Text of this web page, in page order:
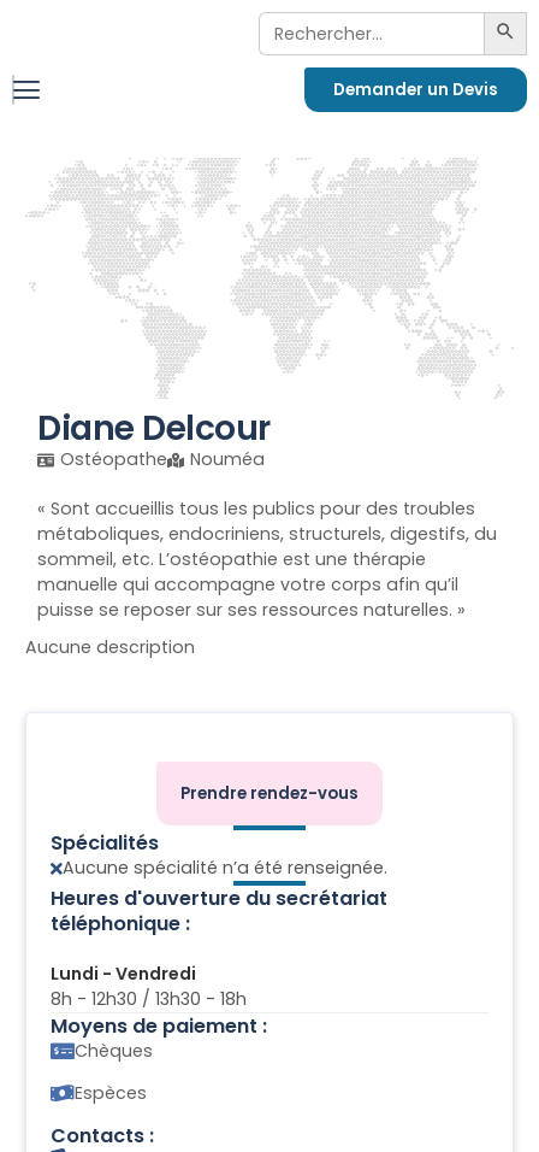
Search
For:
Demander un Devis
Diane Delcour
Ostéopathe Nouméa
« Sont accueillis tous les publics pour des troubles
métaboliques, endocriniens, structurels, digestifs, du
sommeil, etc. L’ostéopathie est une thérapie
manuelle qui accompagne votre corps afin qu’il
puisse se reposer sur ses ressources naturelles. »
Aucune description
Prendre rendez-vous
Spécialités
Aucune spécialité n’a été renseignée.
Heures d'ouverture du secrétariat
téléphonique :
Lundi - Vendredi
8h - 12h30 / 13h30 - 18h
Moyens de paiement :
Chèques
Espèces
Contacts :